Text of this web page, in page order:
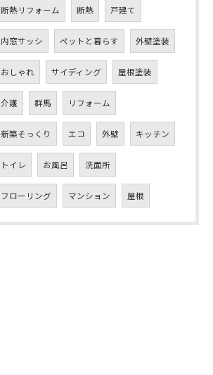
断熱リフォーム 断熱 戸建て
内窓サッシ ペットと暮らす 外壁塗装
おしゃれ サイディング 屋根塗装
介護 群馬 リフォーム
新築そっくり エコ 外壁 キッチン
トイレ お風呂 洗面所
フローリング マンション 屋根